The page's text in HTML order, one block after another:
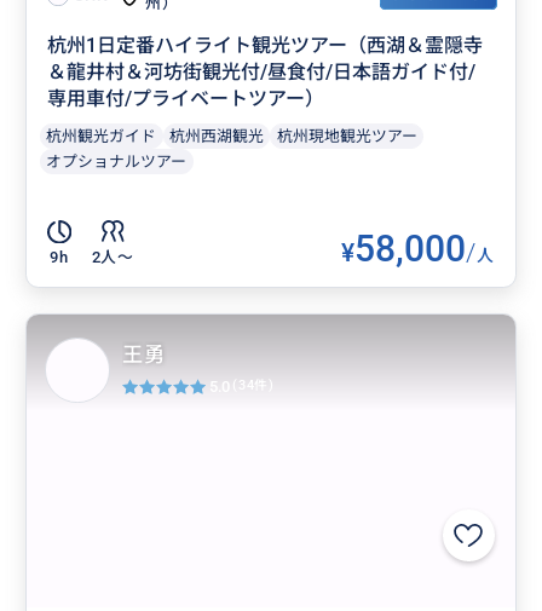
杭州1日定番ハイライト観光ツアー（西湖＆霊隠寺
＆龍井村＆河坊街観光付/昼食付/日本語ガイド付/
専用車付/プライベートツアー）
杭州観光ガイド 杭州西湖観光
杭州現地観光ツアー
オプショナルツアー
9h 2人〜 ¥58,000/人
王勇
5.0 (34件)